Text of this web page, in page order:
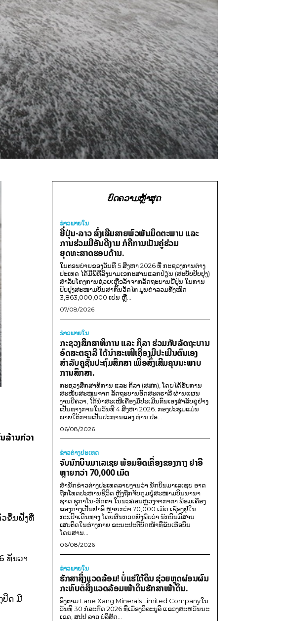
ລ້ານກ່ວາ
ວຂຶ້ນຝັ່ງທີ່
ທັນວາ
ປິດ ມີ
ບົດຄວາມຫຼ້າສຸດ
ຂ່າວພາຍ​ໃນ
ຍີ່ປຸ່ນ-ລາວ ສົ່ງເສີມສາຍພົວພັນມິດຕະພາບ ແລະ
ການຮ່ວມມືອັນດີງາມ ກໍຄືການເປັນຄູ່ຮ່ວມ
ຍຸດທະສາດຮອບດ້ານ.
ໃນຕອນບ່າຍຂອງວັນທີ 5 ສິງຫາ 2026 ທີ່ ກະຊວງການຕ່າງ
ປະເທດ ໄດ້ມີພິທີລົງນາມເອກະສານແລກປ່ຽນ (ສະບັບປັບປຸງ)
ສໍາລັບໂຄງການຊ່ວຍເຫຼືອລ້າຈາກລັດຖະບານຍີ່ປຸ່ນ ໃນການ
ປັບປຸງສະໜາມບິນສາກົນວັດໄຕ ມູນຄ່າລວມທັງໝົດ
3,863,000,000 ເຢນ ຫຼື...
07/08/2026
ຂ່າວພາຍ​ໃນ
ກະຊວງສຶກສາທິການ ແລະ ກິລາ ຮ່ວມກັບລັດຖະບານ
ອົດສະຕຣາລີ ໄດ້ນຳສະເໜີເຄື່ອງມືປະເມີນຕົນເອງ
ສຳລັບຄູຊັ້ນປະຖົມສຶກສາ ເພື່ອສົ່ງເສີມຄຸນນະພາບ
ການສຶກສາ.
ກະຊວງສຶກສາທິການ ແລະ ກິລາ (ສສກ), ໂດຍໄດ້ຮັບການ
ສະໜັບສະໜູນຈາກ ລັດຖະບານອົດສະຕຣາລີ ຜ່ານແຜນ
ງານບີຄວາ, ໄດ້ນຳສະເໜີເຄື່ອງມືປະເມີນຕົນເອງສຳລັບຄູຢ່າງ
ເປັນທາງການໃນວັນທີ 4 ສິງຫາ 2026. ກອງປະຊຸມແມ່ນ
ພາຍໃຕ້ການເປັນປະທານຂອງ ທ່ານ ປອ...
06/08/2026
ຂ່າວຕ່າງປະເທດ
ຈັບນັກບິນມາເລເຊຍ ພ້ອມຍຶດເຄື່ອງຂອງກາງ ຢາອີ
ຫຼາຍກວ່າ 70,000 ເມັດ
ສຳນັກຂ່າວຕ່າງປະເທດລາຍງານວ່າ ນັກບິນມາເລເຊຍ ອາດ
ຖືກໂທດປະຫານຊີວິດ ຫຼັງຖືກຈັບກຸມຢູ່ສະໜາມບິນນານາ
ຊາດ ຊູກາໂນ-ຮັດຕາ ໃນນະຄອນຫຼວງຈາກາຕາ ພ້ອມເຄື່ອງ
ຂອງກາງເປັນຢາອີ ຫຼາຍກວ່າ 70,000 ເມັດ ເຊື່ອງຢູ່ໃນ
ກະເປົາເດີນທາງ ໂດຍຜົນກວດຍັງພົບວ່າ ນັກບິນມີສານ
ເສບຕິດໃນຮ່າງກາຍ ຂະນະປະຕິບັດໜ້າທີ່ຂັບເຮືອບິນ
ໂດຍສານ...
06/08/2026
ຂ່າວພາຍ​ໃນ
ຮັກສາສິ່ງແວດລ້ອມ! ບໍ່ແຮ່ໃຕ້ດິນ ຊ່ວຍຫຼຸດຜ່ອນຜົນ
ກະທົບຕໍ່ສິ່ງແວດລ້ອມໜ້າດິນຮັກສາໜ້າດິນ.
ອີງຕາມ Lane Xang Minerals Limited Companyໃນ
ວັນທີ 30 ກໍລະກົດ 2026 ທີ່ເມືອງວິລະບູລີ ແຂວງສະຫວັນນະ
ເຂດ, ສປປ ລາວ ບໍລິສັດ...